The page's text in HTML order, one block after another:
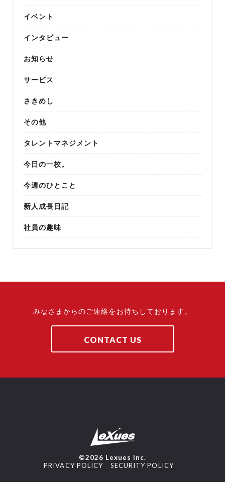
イベント
インタビュー
お知らせ
サービス
さきめし
その他
タレントマネジメント
今日の一枚。
今週のひとこと
新人成長日記
社員の趣味
みなさまからのご連絡をお待ちしております。
CONTACT US
©2026 Lexues Inc.
PRIVACY POLICY
SECURITY POLICY